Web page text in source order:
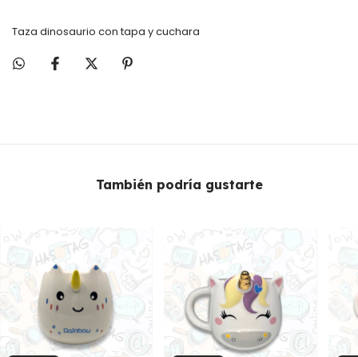
Taza dinosaurio con tapa y cuchara
También podría gustarte